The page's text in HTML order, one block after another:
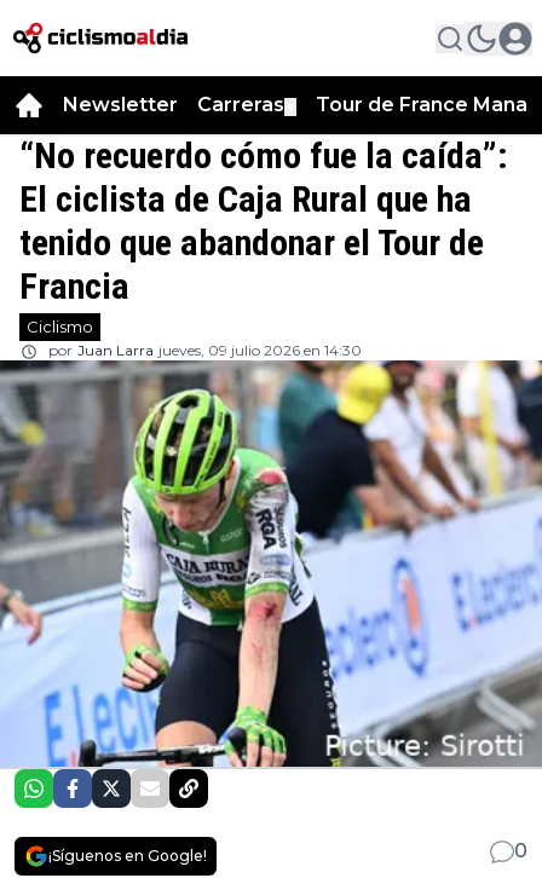
Newsletter Carreras Tour de France
“No recuerdo cómo fue la caída”:
El ciclista de Caja Rural que ha
tenido que abandonar el Tour de
Francia
Ciclismo
por Juan Larra jueves, 09 julio 2026 en 14:30
¡Síguenos en Google!
0